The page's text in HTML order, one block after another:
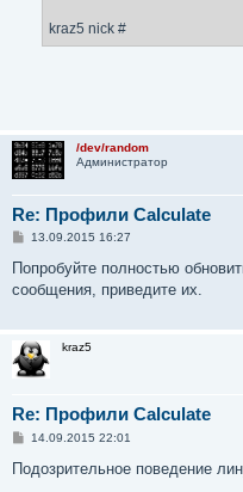
kraz5 nick #
/dev/random
Администратор
Re: Профили Calculate
С
о
щ
е
13.09.2015 16:27
Попробуйте полностью
сообщения, приведите их.
kraz5
Re: Профили Calculate
С
о
б
14.09.2015 22:01
Подозрительное поведение